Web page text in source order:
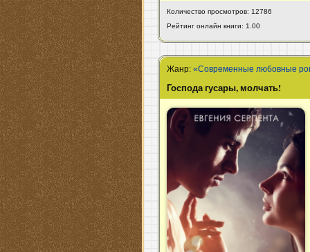
Количество просмотров: 12786
Рейтинг онлайн книги: 1.00
Жанр:«Современные любовные
Господа гусары, молчать!